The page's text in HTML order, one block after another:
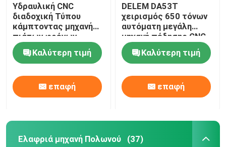
καυτή εμβύθιση που γαλβανίζει τον εξοπλισμό
Υδραυλική CNC
διαδοχική Τύπου
κάμπτοντας μηχανή
πιάτων φρένων
βαρέων καθηκόντων
2-400T/7000mm
Καλύτερη τιμή
επαφή
DELEM DA53T
χειρισμός 650 τόνων
αυτόματη μεγάλη
μηχανή πέδησης CNC
Καλύτερη τιμή
επαφή
Ελαφριά μηχανή Πολωνού (37)